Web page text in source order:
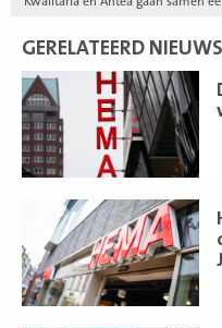
GERELATEERD NIEUWS
Lees
meer
meer